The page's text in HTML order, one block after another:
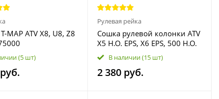
MAP ATV X8, U8, Z8
(5 шт)
Рулевая рейка
Сошка рулевой колонки ATV
X5 H.O. EPS, X6 EPS, 500 H.O.
600 EPS 9CR6-102001
В наличии(15 шт)
2 380 руб.